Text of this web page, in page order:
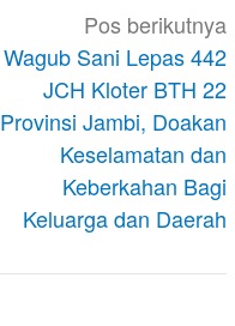
Pos berikutnya
Wagub Sani Lepas 442
JCH Kloter BTH 22
Provinsi Jambi, Doakan
Keselamatan dan
Keberkahan Bagi
Keluarga dan Daerah